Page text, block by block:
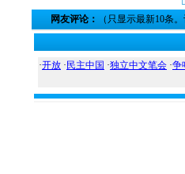
网友评论： （只显示最新10条
·开放 · 民主中国 ·独立中文笔会 ·争